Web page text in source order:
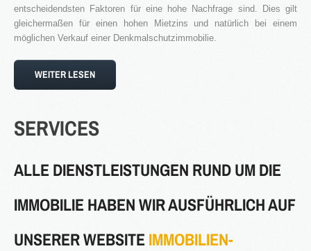
entscheidendsten Faktoren für eine hohe Nachfrage sind. Dies gilt
gleichermaßen für einen hohen Mietzins und natürlich bei einem
möglichen Verkauf einer Denkmalschutzimmobilie.
WEITER LESEN
SERVICES
ALLE DIENSTLEISTUNGEN RUND UM DIE
IMMOBILIE HABEN WIR AUSFÜHRLICH AUF
UNSERER WEBSITE IMMOBILIEN-